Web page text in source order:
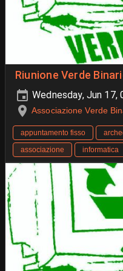
Riunione Verde
Wednesday, Jun
Associazione Verde
appuntamento fisso
associazione
informatica